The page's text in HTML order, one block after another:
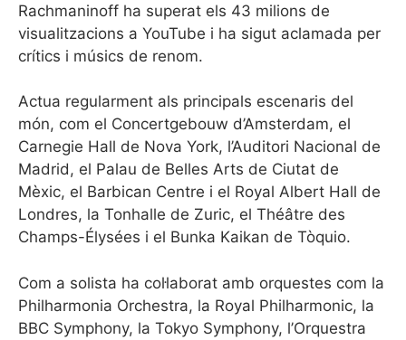
Rachmaninoff ha superat els 43 milions de
visualitzacions a YouTube i ha sigut aclamada per
crítics i músics de renom.
Actua regularment als principals escenaris del
món, com el Concertgebouw d’Amsterdam, el
Carnegie Hall de Nova York, l’Auditori Nacional de
Madrid, el Palau de Belles Arts de Ciutat de
Mèxic, el Barbican Centre i el Royal Albert Hall de
Londres, la Tonhalle de Zuric, el Théâtre des
Champs-Élysées i el Bunka Kaikan de Tòquio.
Com a solista ha col·laborat amb orquestes com la
Philharmonia Orchestra, la Royal Philharmonic, la
BBC Symphony, la Tokyo Symphony, l’Orquestra